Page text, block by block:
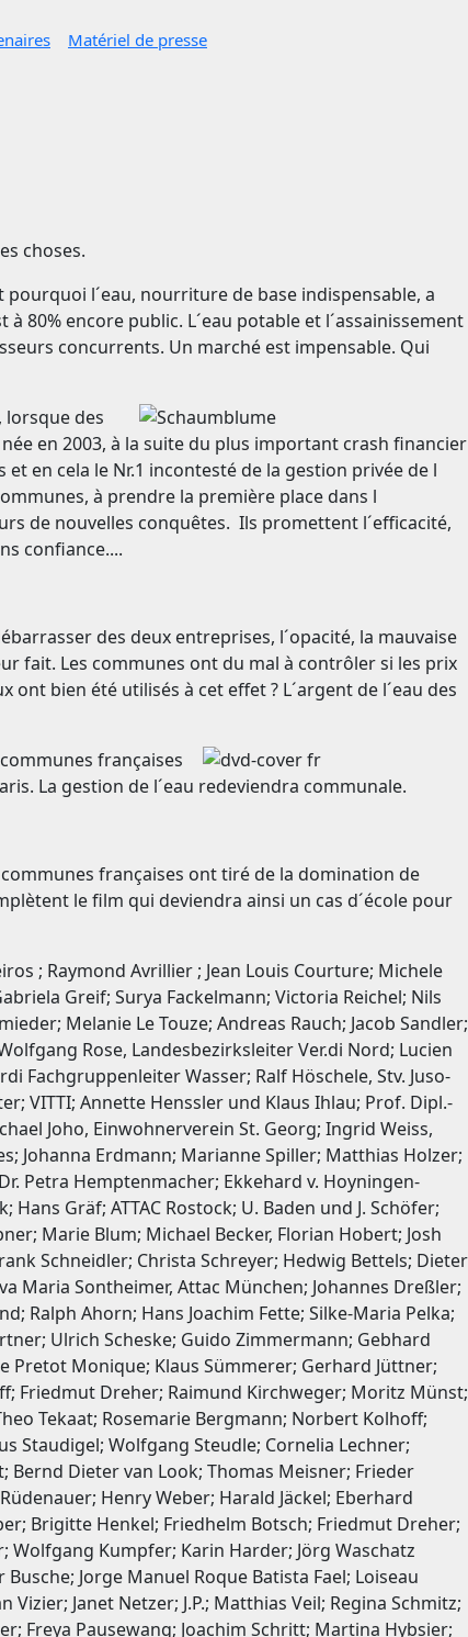
Matériel de presse
choses.
pourquoi l´eau, nourriture de base indispensable, a
80% encore public. L´eau potable et l´assainissement
concurrents. Un marché est impensable. Qui
lorsque des
en 2003, à la suite du plus important crash financier
en cela le Nr.1 incontesté de la gestion privée de l
à prendre la première place dans l
de nouvelles conquêtes. Ils promettent l´efficacité,
confiance....
des deux entreprises, l´opacité, la mauvaise
fait. Les communes ont du mal à contrôler si les prix
bien été utilisés à cet effet ? L´argent de l´eau des
françaises
La gestion de l´eau redeviendra communale.
françaises ont tiré de la domination de
le film qui deviendra ainsi un cas d´école pour
Hermann und Ursula Wuttke; Kriemhilde Stürzl und Baltmann Sweile; Dr. Helga Lesigang Grünber; Rohny Bajohr; Eberhard Kögel; Emily Keller; Phillip Stüssi; Stephan Sautter; Ursula und August Hipper; Unser Wasser E.V.; Gisela Heindl; Raimund Peter Kirchweger; Renate Dubs-Janßen; Eckart Mayer;Ulrike Größler; Gudrun Leopold; Unda Miscolczy; Dr. Claudia Burckardt; Matthias Korn; Perrier Florian und Anne-li; Lothar Tomaschewski; Gottfried Graupner; P. Schlad;Gottanka Josef Schildthurn; Martina Sindermann; Jean Floquet; Elena Luksch; Peter Mäling; Guido de melo; Gudrun Fenten; Karl-Heinz Thier; Gerd Schleweck; OEDP- Kreisverband Erding; Marco Sorriento; Volker Kufal; Susanne Breckel; Annemarie Renftle; Dr.Andreas und Gudrun Schirmer; Andreas und Christa Damm- Lorenz; Sylvia Meier; SPD- Parteivorstand; Dietmar Geckeler; BarbaraBorchardt; Dierk Hilger; Erika Krap; Peter-Guido Thüsch; Fraktion Linke Liste Wiesbaden; GangolfStocker; Waltraud Aigner;Yvon Levaslot; Sonja Rießler; Knapp; Linnenschmidt; Huber; Christian Bonnaud; Eric Colas; Jean- Bernard Ousset; Emschergenossenschaft; Dirk Leinweber; Mario Laube; Geneviève Jean Masson; Wetzorhe; Stephan Michael Heimgartensie; Alfred rabold; Stadtwerke Bad Schwalbach; Edmund Galli; David Kuck; Ulrike Kühnert; Marisa Merlini; Stephan Best und Armin Prinz; Rainer Rilke; Roman Götzmann; Frederic Taillefer; Attac de l'oise; Ensemble pour une ile vi; Francoise Contet; Zeitung „Express"; Ulrike Kühnert; Werner Wrensch; Roman Götzmann; Frank Hübner; Thomas Reuter; Ulrich Meyer; Birgit Holsten; Gerrit Griebel; Justus Dallmer; Bernhard Meyer; Ulrich Knur; Klaus Lang;Ulla Biebrach-Platt; Maria osemeyer; Georg Klinger; Ingeborg Henker-Kelsch; Karl-Wolfgang Rebel; Hendrik Lüdke; Gerhard Jüttner; Dieter Kaag; Friedrich Seegmüller; Ulrich und Stefanie Wachowitz; Jörn und Christiane Wilke; Horst Kraft; Christian Burmann; Dr. Ing Thorsten Löber; Herbert und Dagmar Rubisch; Bernhard Eichmann; Thomas Vogler; Siegfried Mutschler- Firl; Edith Salmen; Monika Höchtl; Friedrich Seegmüller; Ulrich Mayer; Philipp Hansen; Michael Schulzebeer; Willi Handlos; Gerlind Jackowski; Touristenverein- Naturfreunde ; Dr. Eckart Kühne; Jacques Jouannic; Dr. Manfred Dullien; Thomas Richter; Claus Gieseke; Armin Geissler; Hildegard Grünewald; Herbert Schulzebeer; Karlhein und Ursula Winter; Gilbert Leprevost; Kess Gmbh c/o kreative Energietechnik; Toskanaworld; Thomas Schlierbach; Christoph Schumacher; Brigitte Schütte; Hartmut Bohrer; Christophe Rialandl; Andreas Kahlert; Netzwerk am Turm E.V.; Dagmar Welke; Werner Knopf; Kerstin Reiste; Sabine und Dirk Thonke; Mr ou Mme Mevel; Wasser Allianz Augsburg E.V.; Veronique Mei; Birgit Rudolph; Martina Nelissny; Florian Laveuve; Verena Inahkamen; Hubert Herden; Rosa-Luxenburg-Stiftung; Müller; Dr. Ursula Stahlbusch; Walter Friedmann; Jean Sineau; Stephan Ungeheuer; Gerhard Bolm; Jörn Klostermeyer; Günter Ott; Rudolf Knutti; Catherine Steghens; W. Herzog Oskar-Kühlen-STZ.; Ver.di Bezirk Südhessen; Bernd Mugele; Attac- Lot; Stiftung Menschenwürde und Arbeitswelt; Michael Dunst; ATTAC France; Dr. Annette Haar; Ingo Kübler; Gerlinde Schermer; Reinhard Roth; Karl-Heinz und Erika Opper; Petra Chalk; Alfred Rabold; Stadtwerke Bad Schwalbach; Edmund Galli; Gabriella Pinna; Rosemarie Gößwein; Irene Meier-de Spindler; Thomas Gröbly; Werner Wrensch; Roman Götzmann; Frank Hübner; Thomas Reuter; Ulrich Meyer; Birgit Holsten;Gerrit Griebel;Justus Dallmer;Bernhard Meyer;Ulrich Knur; Klaus Lang; Ulla Biebrach-Platt; Maria Rosemeye; Georg Klinger; Torsten Löber; Ingeborg Henker- Kelsch; Karl-Wolfgang Rebel; Hendrik Lüdke; Gerhard Jüttner; Dieter Kaag; Ulrich und Stefanie Wachowitz; Jörg und Christiane Wilke; Horst Kraft; Christian Burmann; Dr. - Ing. Torsten Löber; Herbert und Dagmar Rubisch; Bernhard Eic